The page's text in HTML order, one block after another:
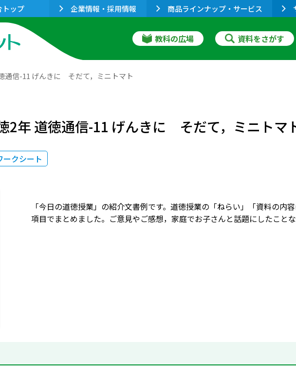
トップ 企業情報・採用情報 商品ラインナップ・サービス
教科の広場 資料をさがす
通信-11 げんきに そだて，ミニトマト
2年 道徳通信-11 げんきに そだて，ミニトマ
クシート
「今日の道徳授業」の紹介文書例です。道徳授業の「ねらい」「資料の
項目でまとめました。ご意見やご感想，家庭でお子さんと話題にしたこと